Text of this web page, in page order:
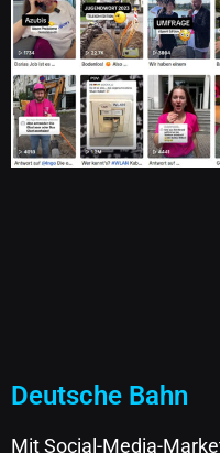
Deutsche Bahn
Mit Social-Media-